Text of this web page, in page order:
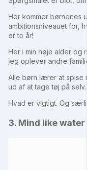
Her kommer børnenes
ambitionsniveauet for,
er to år!
Her i min høje alder og
jeg oplever andre
Alle børn lærer at spise
ud af at tage tøj på
Hvad er vigtigt. Og
3. Mind like water